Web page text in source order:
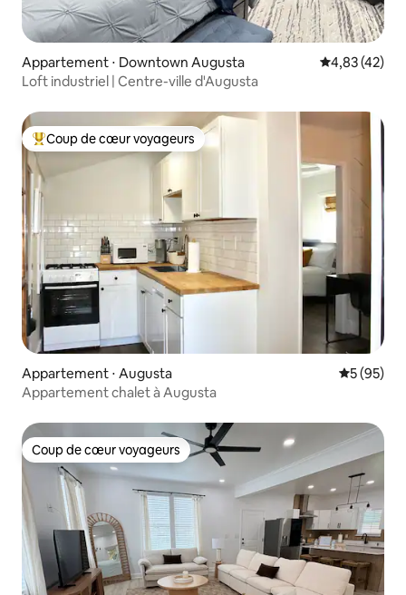
Appartement ⋅ Downtown Augusta Évaluation
4,83 (42)
Loft industriel | Centre-ville d'Augusta
Coups de cœur voyageurs les plus appréciés
Coup de cœur voyageurs
Appartement ⋅ Augusta
5 (95)
Appartement chalet à Augusta
Coup de cœur voyageurs
Coup de cœur voyageurs